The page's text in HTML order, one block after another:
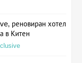
реновиран хотел
в Китен